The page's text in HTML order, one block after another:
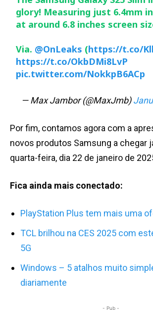
glory! Measuring just 6.4mm
at around 6.8 inches screen
Via. @OnLeaks (https://t.co/
https://t.co/OkbDMi8LvP
pic.twitter.com/NokkpB6ACp
— Max Jambor (@MaxJmb)
Por fim, contamos agora com a
novos produtos Samsung a chegar
quarta-feira, dia 22 de janeiro de
Fica ainda mais conectado:
PlayStation Plus tem mais uma
TCL brilhou na CES 2025 com
5G
Windows – 5 atalhos muito
diariamente
- Pub -